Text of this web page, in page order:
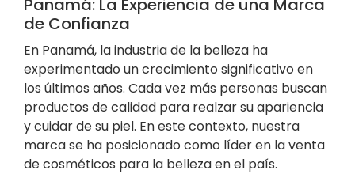
Panamá: La Experiencia de una Marca
de Confianza
En Panamá, la industria de la belleza ha
experimentado un crecimiento significativo en
los últimos años. Cada vez más personas buscan
productos de calidad para realzar su apariencia
y cuidar de su piel. En este contexto, nuestra
marca se ha posicionado como líder en la venta
de cosméticos para la belleza en el país.